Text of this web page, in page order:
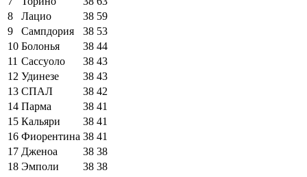
8
Лацио 38 59
9
Сампдория 38 53
10 Болонья 38 44
11 Сассуоло 38 43
12 Удинезе 38 43
13 СПАЛ 38 42
14 Парма 38 41
15 Кальяри 38 41
16 Фиорентина 38 41
17 Дженоа 38 38
18 Эмполи 38 38